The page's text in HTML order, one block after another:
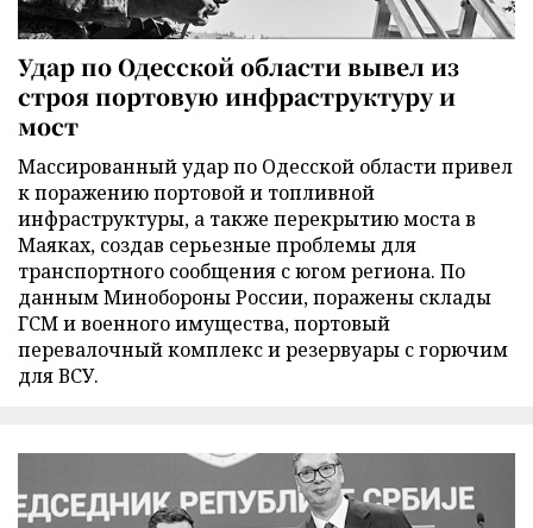
Удар по Одесской области вывел из
строя портовую инфраструктуру и
мост
Массированный удар по Одесской области привел
к поражению портовой и топливной
инфраструктуры, а также перекрытию моста в
Маяках, создав серьезные проблемы для
транспортного сообщения с югом региона. По
данным Минобороны России, поражены склады
ГСМ и военного имущества, портовый
перевалочный комплекс и резервуары с горючим
для ВСУ.